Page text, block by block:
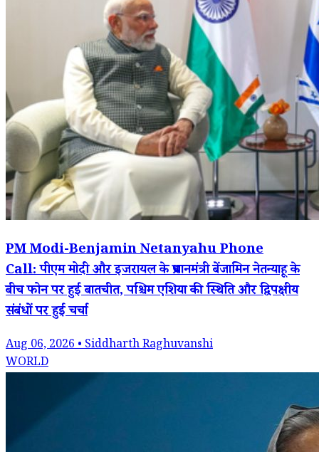
PM Modi-Benjamin Netanyahu Phone
Call: पीएम मोदी और इजरायल के प्रधानमंत्री बेंजामिन नेतन्याहू के
बीच फोन पर हुई बातचीत, पश्चिम एशिया की स्थिति और द्विपक्षीय
संबंधों पर हुई चर्चा
Aug 06, 2026 • Siddharth Raghuvanshi
WORLD